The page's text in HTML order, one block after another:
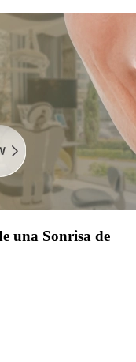
una Sonrisa de